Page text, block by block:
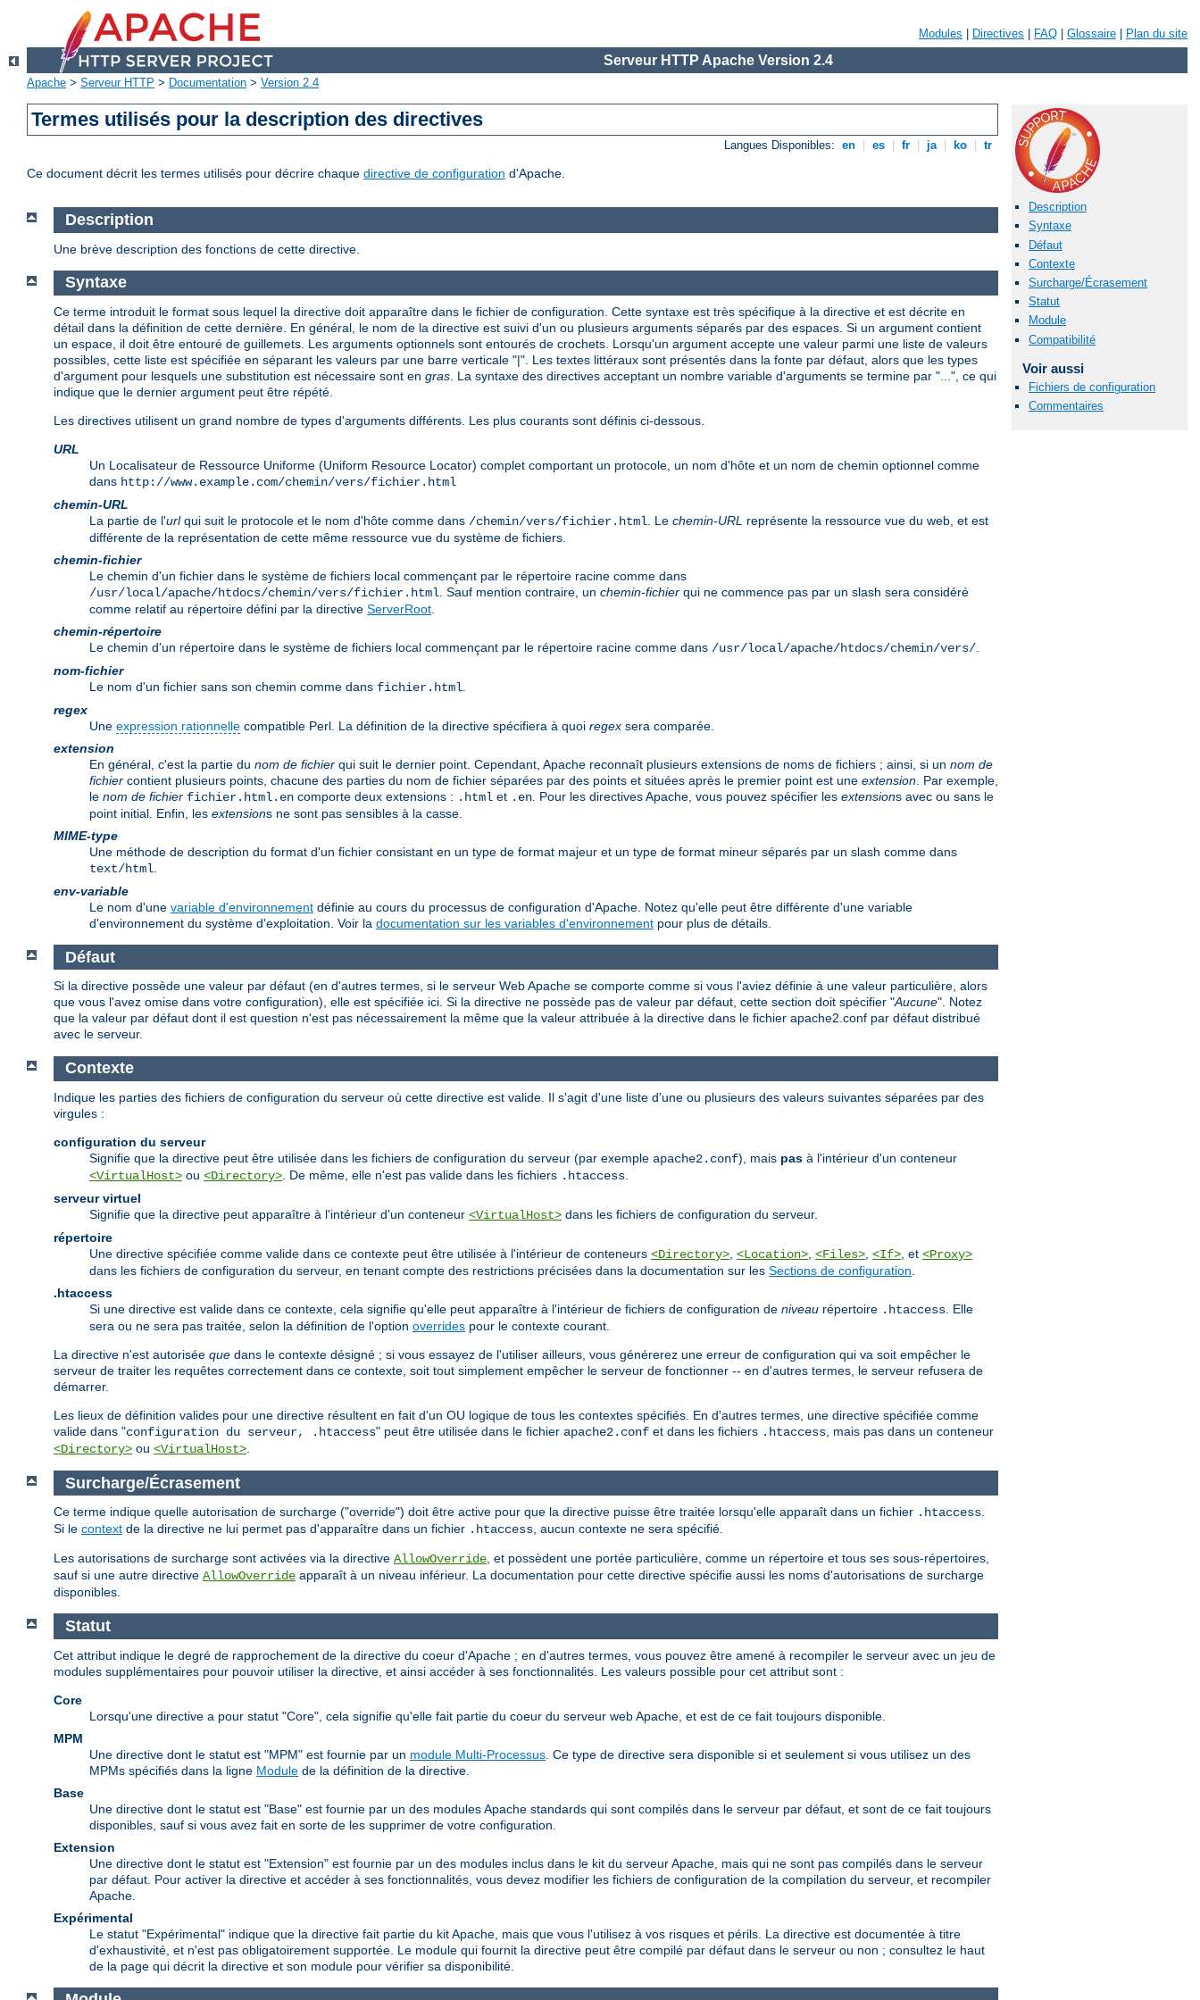
Modules Directives FAQ Glossaire Plan du site
Serveur HTTP Apache Version 2.4
Apache > Serveur HTTP > Documentation > Version 2.4
Termes utilisés pour la description des directives
Langues Disponibles: en es fr ja ko tr
Ce document décrit les termes utilisés pour décrire chaque directive de configuration d'Apache.
Description
Syntaxe
Défaut
Contexte
Surcharge/Écrasement
Statut
Module
Compatibilité
Voir aussi
Fichiers de configuration
Commentaires
Description
Une brève description des fonctions de cette directive.
Syntaxe
Ce terme introduit le format sous lequel la directive doit apparaître dans le fichier de configuration. Cette syntaxe est très spécifique à la directive et est décrite en
détail dans la définition de cette dernière. En général, le nom de la directive est suivi d'un ou plusieurs arguments séparés par des espaces. Si un argument contient
un espace, il doit être entouré de guillemets. Les arguments optionnels sont entourés de crochets. Lorsqu'un argument accepte une valeur parmi une liste de valeurs
possibles, cette liste est spécifiée en séparant les valeurs par une barre verticale "|". Les textes littéraux sont présentés dans la fonte par défaut, alors que les types
d'argument pour lesquels une substitution est nécessaire sont en gras . La syntaxe des directives acceptant un nombre variable d'arguments se termine par "...", ce qui
indique que le dernier argument peut être répété.
Les directives utilisent un grand nombre de types d'arguments différents. Les plus courants sont définis ci-dessous.
URL
Un Localisateur de Ressource Uniforme (Uniform Resource Locator) complet comportant un protocole, un nom d'hôte et un nom de chemin optionnel comme
dans http://www.example.com/chemin/vers/fichier.html
chemin-URL
La partie de l'urlqui suit le protocole et le nom d'hôte comme dans /chemin/vers/fichier.html . Le chemin-URL représente la ressource vue du web, et est
différente de la représentation de cette même ressource vue du système de fichiers.
chemin-fichier
Le chemin d'un fichier dans le système de fichiers local commençant par le répertoire racine comme dans
/usr/local/apache/htdocs/chemin/vers/fichier.html . Sauf mention contraire, un chemin-fichier qui ne commence pas par un slash sera considéré
comme relatif au répertoire défini par la directive ServerRoot
chemin-répertoire
Le chemin d'un répertoire dans le système de fichiers local commençant par le répertoire racine comme dans /usr/local/apache/htdocs/chemin/vers/
nom-fichier
Le nom d'un fichier sans son chemin comme dans fichier.html
regex
Une expression rationnelle compatible Perl. La définition de la directive spécifiera à quoi regex sera comparée.
extension
En général, c'est la partie du nom de fichier qui suit le dernier point. Cependant, Apache reconnaît plusieurs extensions de noms de fichiers ; ainsi, si un nom de
fichier contient plusieurs points, chacune des parties du nom de fichier séparées par des points et situées après le premier point est une extension . Par exemple,
le nom de fichier fichier.html.en comporte deux extensions : .html et .en . Pour les directives Apache, vous pouvez spécifier les extensions avec ou sans le
point initial. Enfin, les extensions ne sont pas sensibles à la casse.
MIME-type
Une méthode de description du format d'un fichier consistant en un type de format majeur et un type de format mineur séparés par un slash comme dans
text/html
env-variable
Le nom d'une variable d'environnement définie au cours du processus de configuration d'Apache. Notez qu'elle peut être différente d'une variable
d'environnement du système d'exploitation. Voir la documentation sur les variables d'environnement pour plus de détails.
Défaut
Si la directive possède une valeur par défaut (en d'autres termes, si le serveur Web Apache se comporte comme si vous l'aviez définie à une valeur particulière, alors
que vous l'avez omise dans votre configuration), elle est spécifiée ici. Si la directive ne possède pas de valeur par défaut, cette section doit spécifier "Aucune". Notez
que la valeur par défaut dont il est question n'est pas nécessairement la même que la valeur attribuée à la directive dans le fichier apache2.conf par défaut distribué
avec le serveur.
Contexte
Indique les parties des fichiers de configuration du serveur où cette directive est valide. Il s'agit d'une liste d'une ou plusieurs des valeurs suivantes séparées par des
virgules :
configuration du serveur
Signifie que la directive peut être utilisée dans les fichiers de configuration du serveur (par exemple apache2.conf), mais pas à l'intérieur d'un conteneur
<VirtualHost> ou <Directory> . De même, elle n'est pas valide dans les fichiers .htaccess
serveur virtuel
Signifie que la directive peut apparaître à l'intérieur d'un conteneur <VirtualHost> dans les fichiers de configuration du serveur.
répertoire
Une directive spécifiée comme valide dans ce contexte peut être utilisée à l'intérieur de conteneurs <Directory> <Location> <Files> <If> , et <Proxy>
dans les fichiers de configuration du serveur, en tenant compte des restrictions précisées dans la documentation sur les Sections de configuration
.htaccess
Si une directive est valide dans ce contexte, cela signifie qu'elle peut apparaître à l'intérieur de fichiers de configuration de niveau répertoire .htaccess . Elle
sera ou ne sera pas traitée, selon la définition de l'option overrides pour le contexte courant.
La directive n'est autorisée que dans le contexte désigné ; si vous essayez de l'utiliser ailleurs, vous générerez une erreur de configuration qui va soit empêcher le
serveur de traiter les requêtes correctement dans ce contexte, soit tout simplement empêcher le serveur de fonctionner -- en d'autres termes, le serveur refusera de
démarrer.
Les lieux de définition valides pour une directive résultent en fait d'un OU logique de tous les contextes spécifiés. En d'autres termes, une directive spécifiée comme
valide dans "configuration du serveur, .htaccess" peut être utilisée dans le fichier apache2.conf et dans les fichiers .htaccess , mais pas dans un conteneur
<Directory> ou <VirtualHost>
Surcharge/Écrasement
Ce terme indique quelle autorisation de surcharge ("override") doit être active pour que la directive puisse être traitée lorsqu'elle apparaît dans un fichier .htaccess.
Si le context de la directive ne lui permet pas d'apparaître dans un fichier .htaccess, aucun contexte ne sera spécifié.
Les autorisations de surcharge sont activées via la directive AllowOverride, et possèdent une portée particulière, comme un répertoire et tous ses sous-répertoires,
sauf si une autre directive AllowOverride apparaît à un niveau inférieur. La documentation pour cette directive spécifie aussi les noms d'autorisations de surcharge
disponibles.
Statut
Cet attribut indique le degré de rapprochement de la directive du coeur d'Apache ; en d'autres termes, vous pouvez être amené à recompiler le serveur avec un jeu de
modules supplémentaires pour pouvoir utiliser la directive, et ainsi accéder à ses fonctionnalités. Les valeurs possible pour cet attribut sont :
Core
Lorsqu'une directive a pour statut "Core", cela signifie qu'elle fait partie du coeur du serveur web Apache, et est de ce fait toujours disponible.
MPM
Une directive dont le statut est "MPM" est fournie par un module Multi-Processus . Ce type de directive sera disponible si et seulement si vous utilisez un des
MPMs spécifiés dans la ligne Module de la définition de la directive.
Base
Une directive dont le statut est "Base" est fournie par un des modules Apache standards qui sont compilés dans le serveur par défaut, et sont de ce fait toujours
disponibles, sauf si vous avez fait en sorte de les supprimer de votre configuration.
Extension
Une directive dont le statut est "Extension" est fournie par un des modules inclus dans le kit du serveur Apache, mais qui ne sont pas compilés dans le serveur
par défaut. Pour activer la directive et accéder à ses fonctionnalités, vous devez modifier les fichiers de configuration de la compilation du serveur, et recompiler
Apache.
Expérimental
Le statut "Expérimental" indique que la directive fait partie du kit Apache, mais que vous l'utilisez à vos risques et périls. La directive est documentée à titre
d'exhaustivité, et n'est pas obligatoirement supportée. Le module qui fournit la directive peut être compilé par défaut dans le serveur ou non ; consultez le haut
de la page qui décrit la directive et son module pour vérifier sa disponibilité.